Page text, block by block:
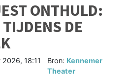
ONTHULD:
DE
18:11
Bron: Kennemer
Theater